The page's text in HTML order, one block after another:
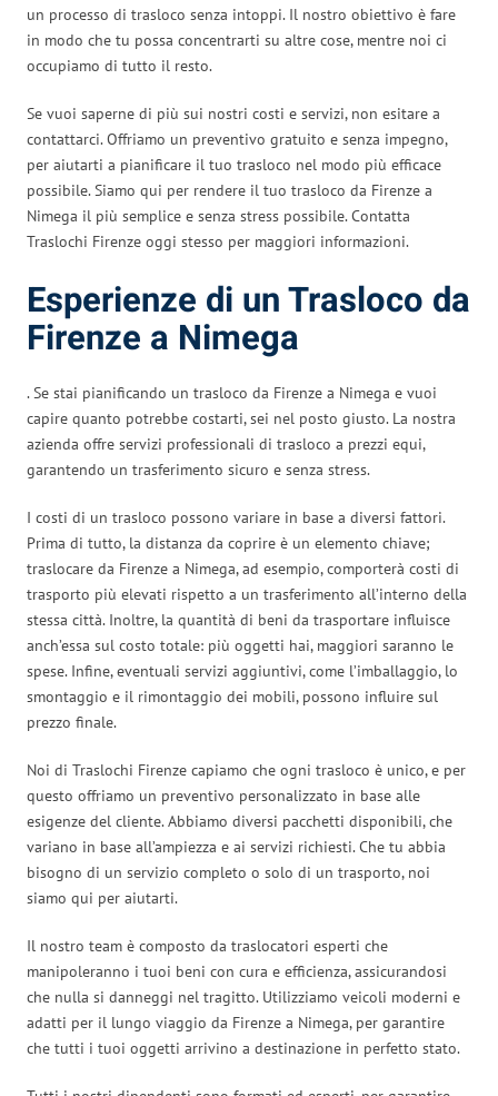
un processo di trasloco senza intoppi. Il nostro obiettivo è fare
in modo che tu possa concentrarti su altre cose, mentre noi ci
occupiamo di tutto il resto.
Se vuoi saperne di più sui nostri costi e servizi, non esitare a
contattarci. Offriamo un preventivo gratuito e senza impegno,
per aiutarti a pianificare il tuo trasloco nel modo più efficace
possibile. Siamo qui per rendere il tuo trasloco da Firenze a
Nimega il più semplice e senza stress possibile. Contatta
Traslochi Firenze oggi stesso per maggiori informazioni.
Esperienze di un Trasloco da
Firenze a Nimega
. Se stai pianificando un trasloco da Firenze a Nimega e vuoi
capire quanto potrebbe costarti, sei nel posto giusto. La nostra
azienda offre servizi professionali di trasloco a prezzi equi,
garantendo un trasferimento sicuro e senza stress.
I costi di un trasloco possono variare in base a diversi fattori.
Prima di tutto, la distanza da coprire è un elemento chiave;
traslocare da Firenze a Nimega, ad esempio, comporterà costi di
trasporto più elevati rispetto a un trasferimento all’interno della
stessa città. Inoltre, la quantità di beni da trasportare influisce
anch’essa sul costo totale: più oggetti hai, maggiori saranno le
spese. Infine, eventuali servizi aggiuntivi, come l’imballaggio, lo
smontaggio e il rimontaggio dei mobili, possono influire sul
prezzo finale.
Noi di Traslochi Firenze capiamo che ogni trasloco è unico, e per
questo offriamo un preventivo personalizzato in base alle
esigenze del cliente. Abbiamo diversi pacchetti disponibili, che
variano in base all’ampiezza e ai servizi richiesti. Che tu abbia
bisogno di un servizio completo o solo di un trasporto, noi
siamo qui per aiutarti.
Il nostro team è composto da traslocatori esperti che
manipoleranno i tuoi beni con cura e efficienza, assicurandosi
che nulla si danneggi nel tragitto. Utilizziamo veicoli moderni e
adatti per il lungo viaggio da Firenze a Nimega, per garantire
che tutti i tuoi oggetti arrivino a destinazione in perfetto stato.